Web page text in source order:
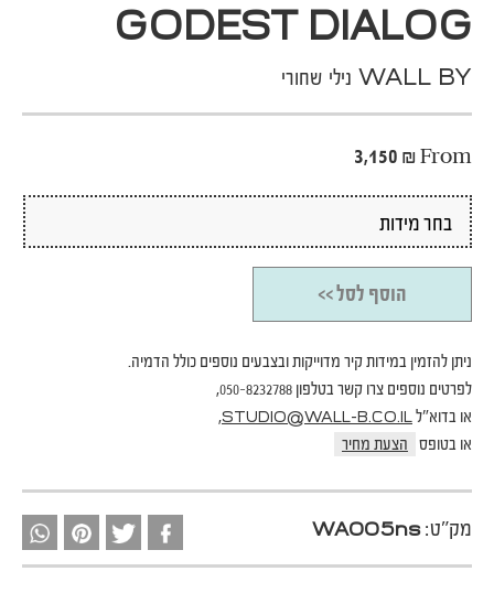
GODEST DIALOG
WALL BY נילי שחורי
From
3,150 ₪
הוסף לסל >>
ניתן להזמין במידות קיר מדוייקות ובצבעים נוספים כולל הדמיה.
לפרטים נוספים צרו קשר בטלפון 050-8232788,
או בדוא"לSTUDIO@WALL-B.CO.IL
,
או בטופס
הצעת מחיר
מק"ט:WA005ns